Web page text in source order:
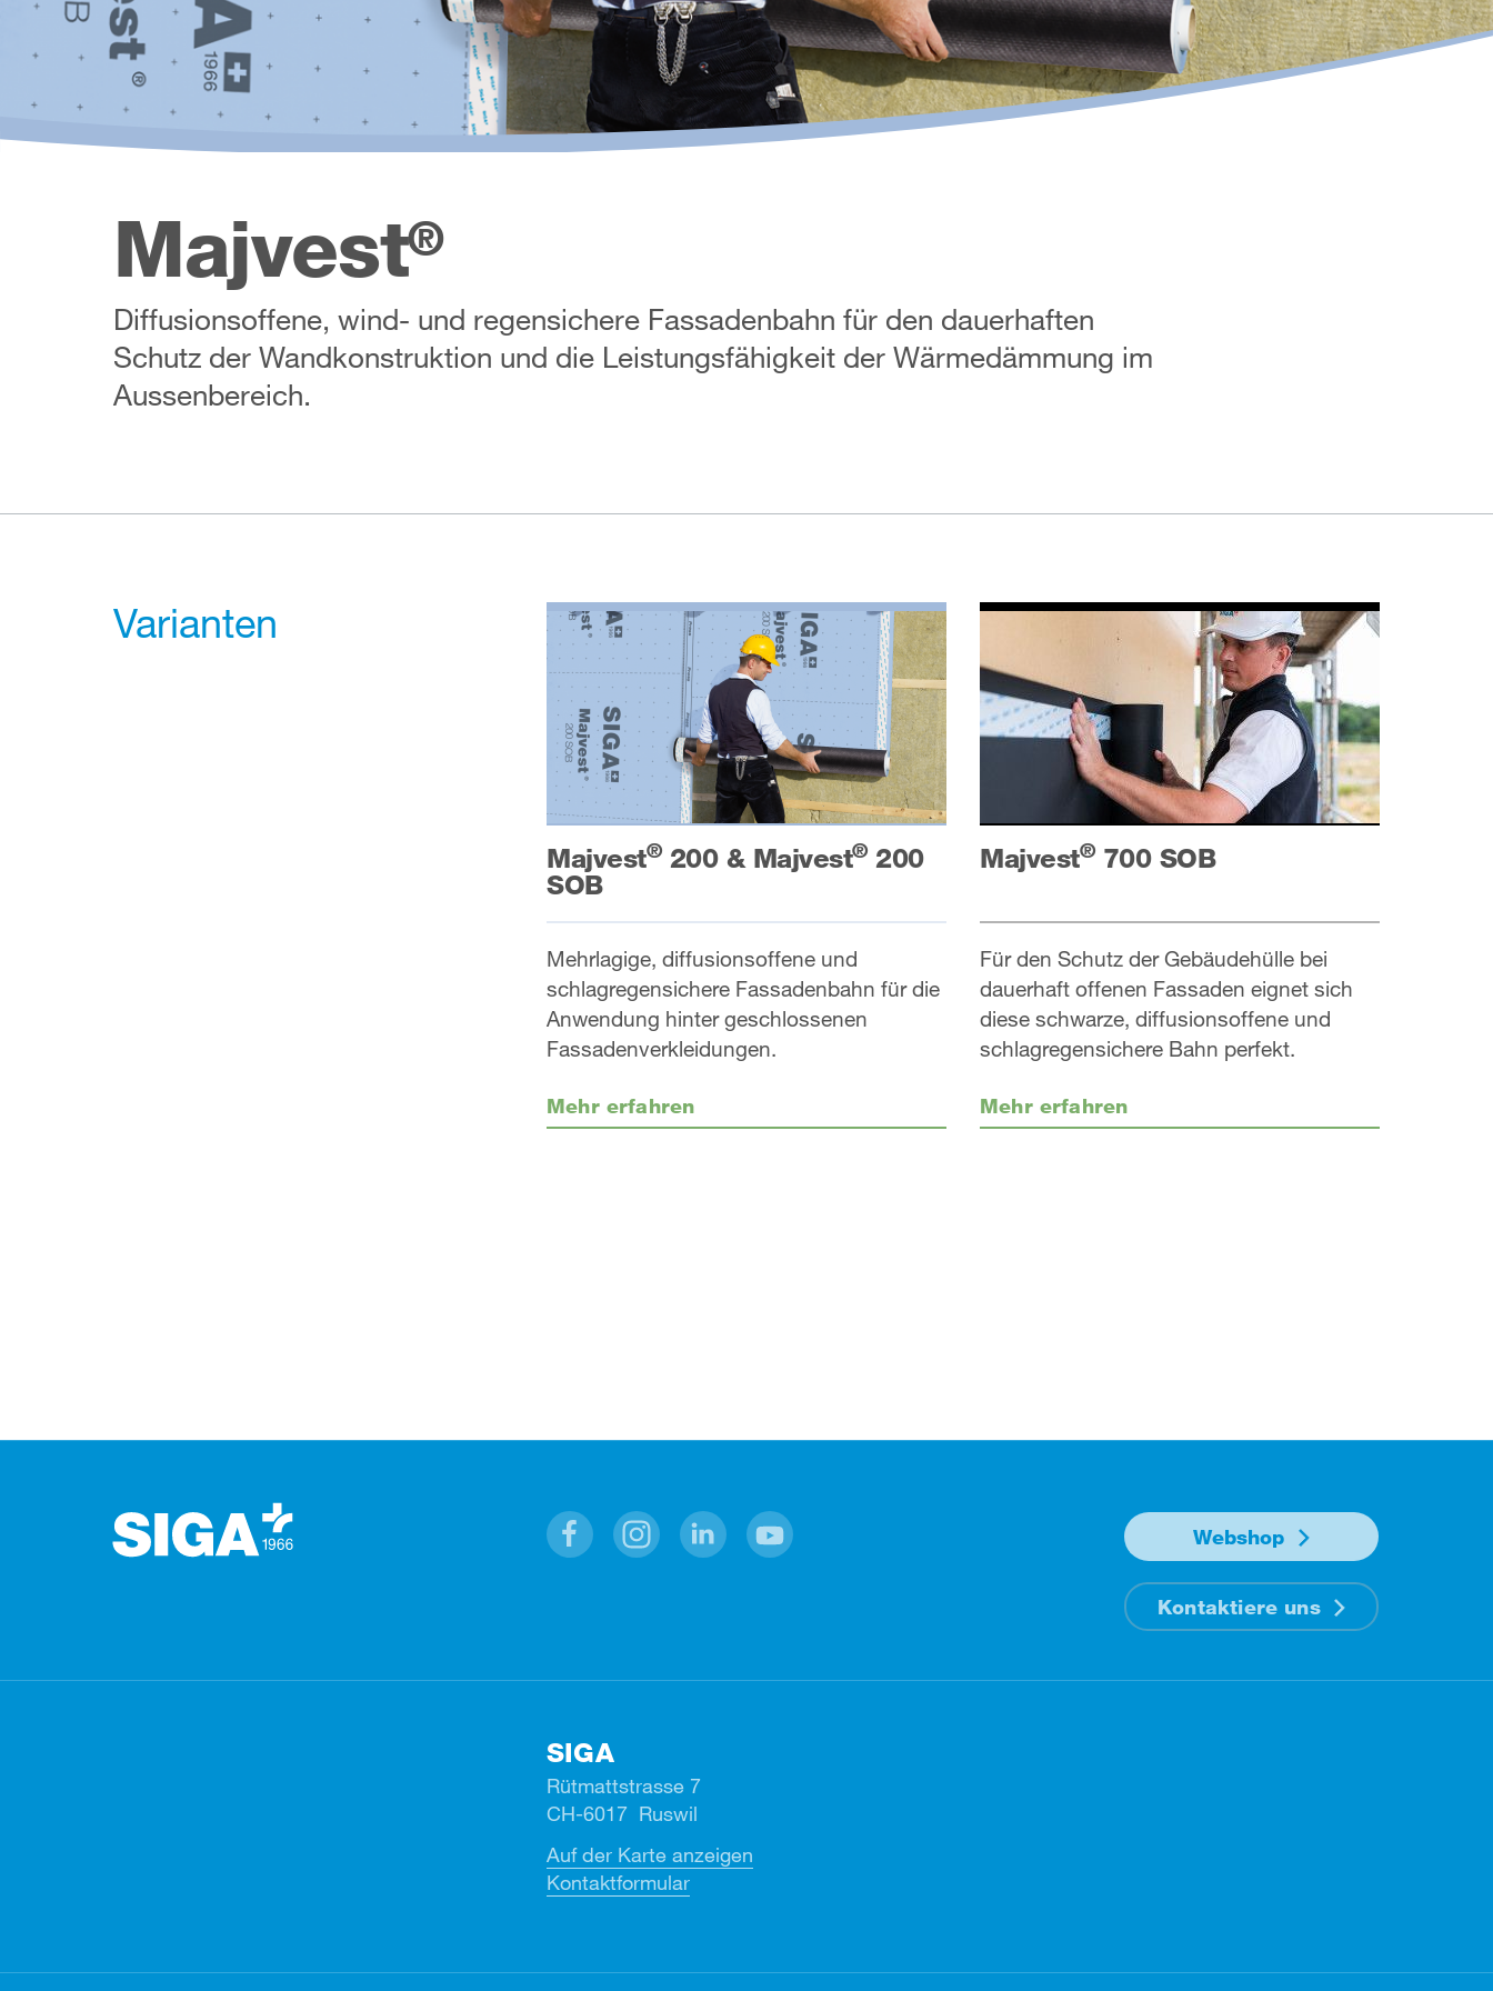
Majvest®
Diffusionsoffene, wind- und regensichere Fassadenbahn für den dauerhaften
Schutz der Wandkonstruktion und die Leistungsfähigkeit der Wärmedämmung im
Aussenbereich.
Varianten
Majvest®200 & Majvest®200
SOB
Mehrlagige, diffusionsoffene und
schlagregensichere Fassadenbahn für die
Anwendung hinter geschlossenen
Fassadenverkleidungen.
Mehr erfahren
Majvest®700 SOB
Für den Schutz der Gebäudehülle bei
dauerhaft offenen Fassaden eignet sich
diese schwarze, diffusionsoffene und
schlagregensichere Bahn perfekt.
Mehr erfahren
Webshop
Kontaktiere uns
SIGA
Rütmattstrasse 7
CH-6017 Ruswil
Auf der Karte anzeigen
Kontaktformular